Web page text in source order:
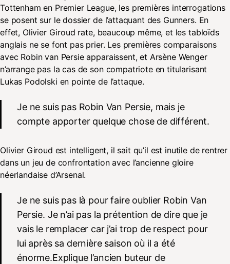
Tottenham en Premier League, les premières interrogations
se posent sur le dossier de l’attaquant des Gunners. En
effet, Olivier Giroud rate, beaucoup même, et les tabloïds
anglais ne se font pas prier. Les premières comparaisons
avec Robin van Persie apparaissent, et Arsène Wenger
n’arrange pas la cas de son compatriote en titularisant
Lukas Podolski en pointe de l’attaque.
Je ne suis pas Robin Van Persie, mais je
compte apporter quelque chose de différent.
Olivier Giroud est intelligent, il sait qu’il est inutile de rentrer
dans un jeu de confrontation avec l’ancienne gloire
néerlandaise d’Arsenal.
Je ne suis pas là pour faire oublier Robin Van
Persie. Je n’ai pas la prétention de dire que je
vais le remplacer car j’ai trop de respect pour
lui après sa dernière saison où il a été
énorme.Explique l’ancien buteur de